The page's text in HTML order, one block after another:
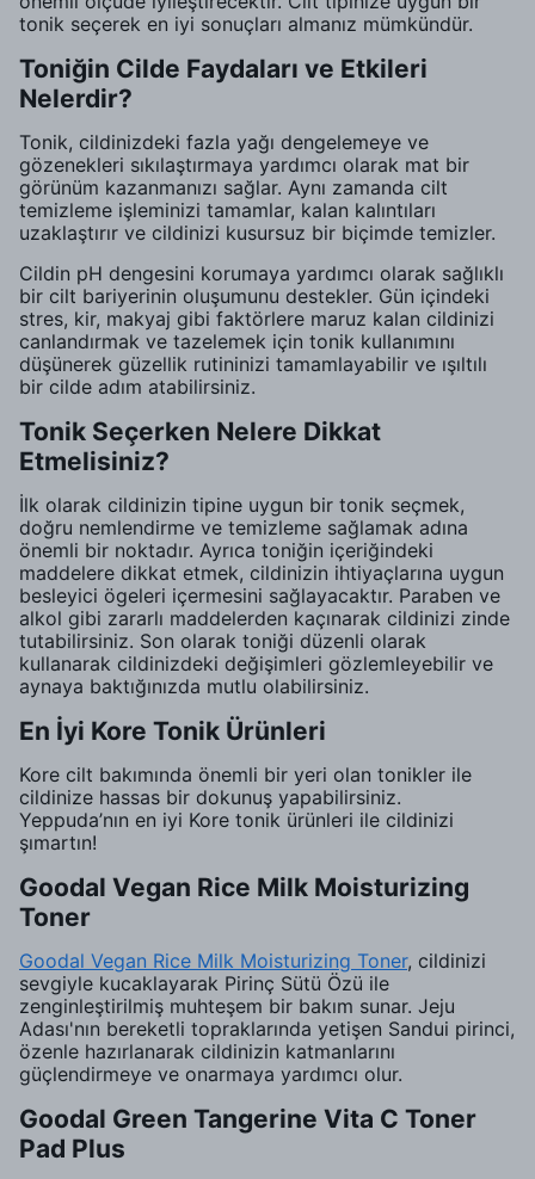
tonik seçerek en iyi sonuçları almanız mümkündür.
Toniğin Cilde Faydaları ve Etkileri
Nelerdir?
Tonik, cildinizdeki fazla yağı dengelemeye ve
gözenekleri sıkılaştırmaya yardımcı olarak mat bir
görünüm kazanmanızı sağlar. Aynı zamanda cilt
temizleme işleminizi tamamlar, kalan kalıntıları
uzaklaştırır ve cildinizi kusursuz bir biçimde temizler.
Cildin pH dengesini korumaya yardımcı olarak sağlıklı
bir cilt bariyerinin oluşumunu destekler. Gün içindeki
stres, kir, makyaj gibi faktörlere maruz kalan cildinizi
canlandırmak ve tazelemek için tonik kullanımını
düşünerek güzellik rutininizi tamamlayabilir ve ışıltılı
bir cilde adım atabilirsiniz.
Tonik Seçerken Nelere Dikkat
Etmelisiniz?
İlk olarak cildinizin tipine uygun bir tonik seçmek,
doğru nemlendirme ve temizleme sağlamak adına
önemli bir noktadır. Ayrıca toniğin içeriğindeki
maddelere dikkat etmek, cildinizin ihtiyaçlarına uygun
besleyici ögeleri içermesini sağlayacaktır. Paraben ve
alkol gibi zararlı maddelerden kaçınarak cildinizi zinde
tutabilirsiniz. Son olarak toniği düzenli olarak
kullanarak cildinizdeki değişimleri gözlemleyebilir ve
aynaya baktığınızda mutlu olabilirsiniz.
En İyi Kore Tonik Ürünleri
Kore cilt bakımında önemli bir yeri olan tonikler ile
cildinize hassas bir dokunuş yapabilirsiniz.
Yeppuda’nın en iyi Kore tonik ürünleri ile cildinizi
şımartın!
Goodal Vegan Rice Milk Moisturizing
Toner
Goodal Vegan Rice Milk Moisturizing Toner, cildinizi
sevgiyle kucaklayarak Pirinç Sütü Özü ile
zenginleştirilmiş muhteşem bir bakım sunar. Jeju
Adası'nın bereketli topraklarında yetişen Sandui pirinci,
özenle hazırlanarak cildinizin katmanlarını
güçlendirmeye ve onarmaya yardımcı olur.
Goodal Green Tangerine Vita C Toner
Pad Plus